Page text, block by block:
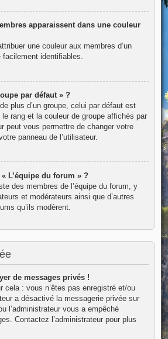
apparaissent dans une couleur
une couleur aux membres d’un
facilement identifiables.
par défaut » ?
plus d’un groupe, celui par défaut est
rang et la couleur de groupe affichés par
peut vous permettre de changer votre
panneau de l’utilisateur.
L’équipe du forum » ?
des membres de l’équipe du forum, y
et modérateurs ainsi que d’autres
qu’ils modèrent.
de messages privés !
cela : vous n’êtes pas enregistré et/ou
a désactivé la messagerie privée sur
l’administrateur vous a empêché
Contactez l’administrateur pour plus